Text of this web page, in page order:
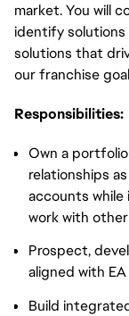
market. You will
identify
solutions that
our franchise
Responsibilities:
Own a
relationships
accounts
work with
Prospect,
aligned with
Build